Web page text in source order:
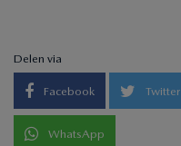
Delen via
Facebook Twitter
WhatsApp